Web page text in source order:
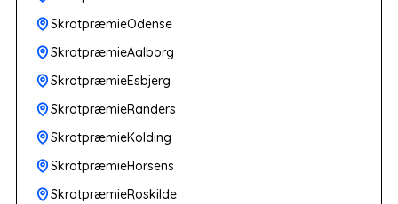
SkrotpræmieOdense
SkrotpræmieAalborg
SkrotpræmieEsbjerg
SkrotpræmieRanders
SkrotpræmieKolding
SkrotpræmieHorsens
SkrotpræmieRoskilde